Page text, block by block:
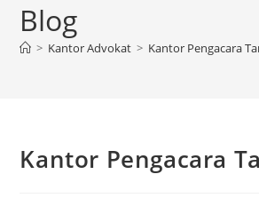
Blog
> Kantor Advokat > Kantor Pengacara
Kantor Pengacara